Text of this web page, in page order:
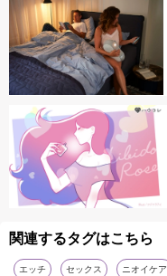
関連するタグはこちら
エッチ セックス ニオイケア